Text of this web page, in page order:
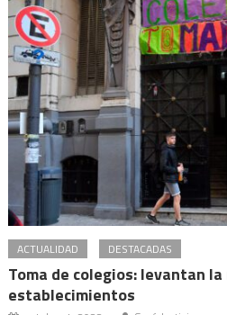
ACTUALIDAD DESTACADAS
Toma de colegios: levantan
establecimientos